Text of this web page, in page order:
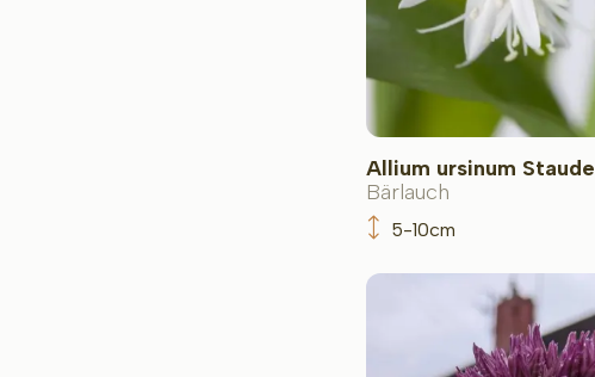
Allium ursinum Staude
Bärlauch
5-10cm